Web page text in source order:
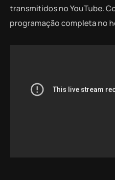
transmitidos no YouTube.
programação completa no